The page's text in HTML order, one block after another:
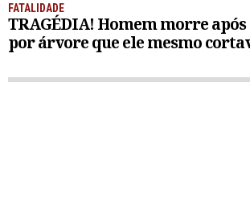
FATALIDADE
TRAGÉDIA! Homem morre
por árvore que ele mesmo